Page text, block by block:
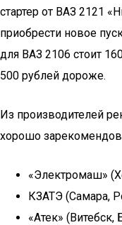
стартер от ВАЗ 2121
приобрести новое
для ВАЗ 2106 стоит
500 рублей дороже.
Из производителей
хорошо
«Электромаш»
КЗАТЭ (Самара,
«Атек» (Витебск,